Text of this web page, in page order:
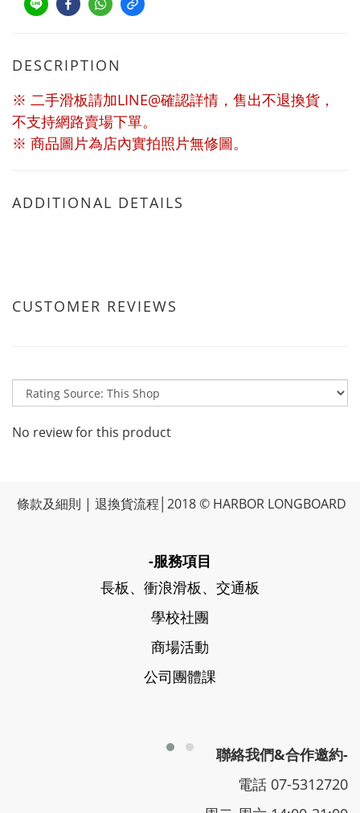
DESCRIPTION
※ 二手滑板請加LINE@確認詳情，售出不退換貨，
不支持網路賣場下單。
※ 商品圖片為店內實拍照片無修圖。
ADDITIONAL DETAILS
CUSTOMER REVIEWS
No review for this product
條款及細則 | 退換貨流程 │2018 © HARBOR LONGBOARD
-服務項目
長板、衝浪滑板、交通板
學校社團
商場活動
公司團體課
聯絡我們&合作邀約-
電話 07-5312720